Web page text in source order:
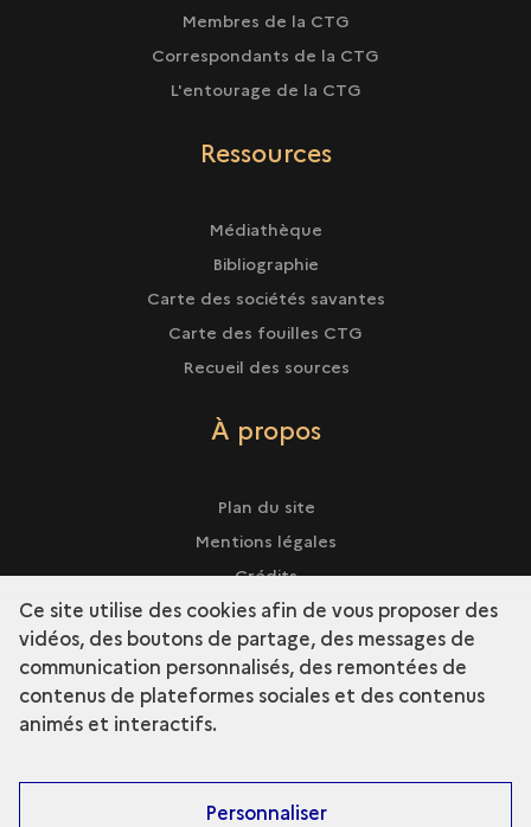
Membres de la CTG
Correspondants de la CTG
L'entourage de la CTG
Ressources
Médiathèque
Bibliographie
Carte des sociétés savantes
Carte des fouilles CTG
Recueil des sources
À propos
Plan du site
Mentions légales
Crédits
Découvrir la collection
Ce site utilise des cookies afin de vous proposer des
vidéos, des boutons de partage, des messages de
communication personnalisés, des remontées de
contenus de plateformes sociales et des contenus
animés et interactifs.
Personnaliser